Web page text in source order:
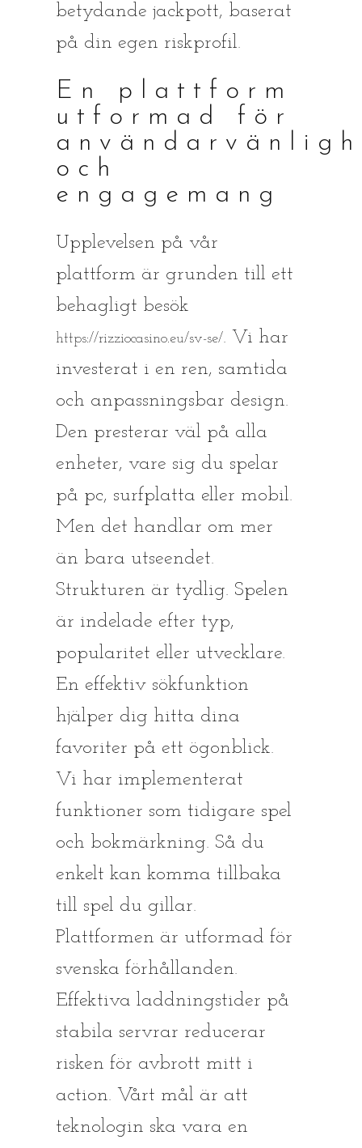
betydande jackpott, baserat
på din egen riskprofil.
En plattform
utformad för
och
engagemang
Upplevelsen på vår
plattform är grunden till ett
behagligt besök
https://rizziocasino.eu/sv-se/. Vi har
investerat i en ren, samtida
och anpassningsbar design.
Den presterar väl på alla
enheter, vare sig du spelar
på pc, surfplatta eller mobil.
Men det handlar om mer
än bara utseendet.
Strukturen är tydlig. Spelen
är indelade efter typ,
popularitet eller utvecklare.
En effektiv sökfunktion
hjälper dig hitta dina
favoriter på ett ögonblick.
Vi har implementerat
funktioner som tidigare spel
och bokmärkning. Så du
enkelt kan komma tillbaka
till spel du gillar.
Plattformen är utformad för
svenska förhållanden.
Effektiva laddningstider på
stabila servrar reducerar
risken för avbrott mitt i
action. Vårt mål är att
teknologin ska vara en